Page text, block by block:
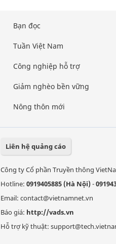
Bạn đọc
Tuần Việt Nam
Công nghiệp hỗ trợ
Giảm nghèo bền vững
Nông thôn mới
Liên hệ quảng cáo
Công ty Cổ phần Truyền thông
Hotline: 0919405885 (Hà Nội)-
Email: contact@vietnamnet.vn
Báo giá: http://vads.vn
Hỗ trợ kỹ thuật: